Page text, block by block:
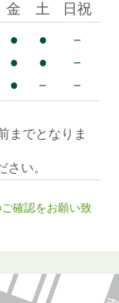
までとなりま
い。
金 土 日祝
● ● －
● ● －
● － －
ご確認をお願い致